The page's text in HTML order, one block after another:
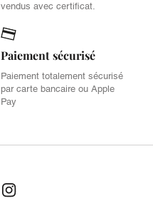
vendus avec certificat.
Paiement sécurisé
Paiement totalement sécurisé
par carte bancaire ou Apple
Pay